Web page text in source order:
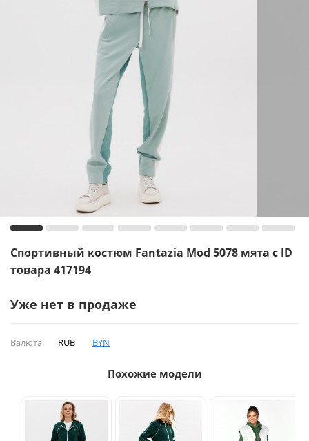
Спортивный костюм Fantazia Mod 5078 мята с ID
товара 417194
Уже нет в продаже
Валюта: RUB BYN
Похожие модели